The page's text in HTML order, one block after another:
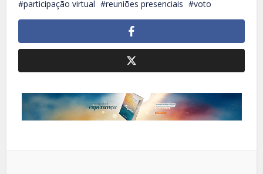
participação virtual
reuniões presenciais voto